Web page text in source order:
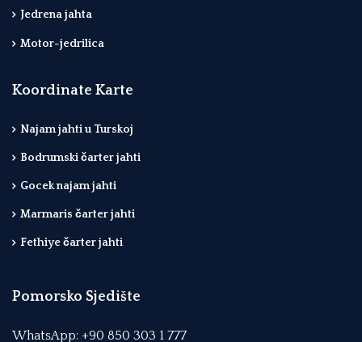
Jedrena jahta
Motor-jedrilica
Koordinate Karte
Najam jahti u Turskoj
Bodrumski čarter jahti
Gocek najam jahti
Marmaris čarter jahti
Fethiye čarter jahti
Pomorsko Sjedište
WhatsApp: +90 850 303 1 777